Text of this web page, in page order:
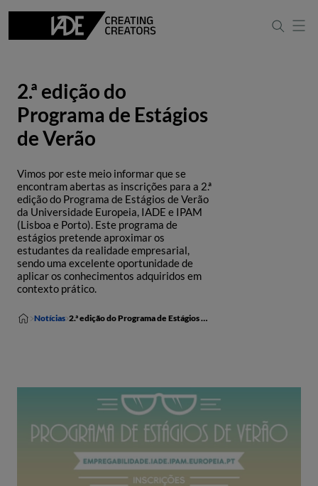
2.ª edição do
Programa de Estágios
de Verão
Vimos por este meio informar que se
encontram abertas as inscrições para a 2.ª
edição do Programa de Estágios de Verão
da Universidade Europeia, IADE e IPAM
(Lisboa e Porto). Este programa de
estágios pretende aproximar os
estudantes da realidade empresarial,
sendo uma excelente oportunidade de
aplicar os conhecimentos adquiridos em
contexto prático.
Notícias 2.ª edição do Programa de Estágios de Verão